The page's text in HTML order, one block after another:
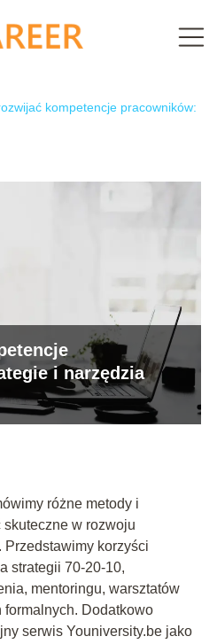
kompetencje pracowników:
i narzędzia
różne metody i
w rozwoju
Przedstawimy korzyści
strategii 70-20-10,
mentoringu, warsztatów
formalnych. Dodatkowo
serwis Youniversity.be jako